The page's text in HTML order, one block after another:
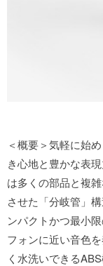
＜概要＞気軽に始
き心地と豊かな表
は多くの部品と複
させた「分岐管」
ンパクトかつ最小
フォンに近い音色
く水洗いできる